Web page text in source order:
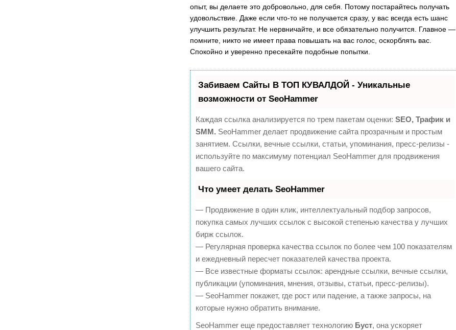
опыт, вы делаете это добровольно, для себя. Потому постарайтесь получать
удовольствие. Даже если что-то не получается сразу, у вас всегда есть шанс
улучшить результат. Не нервничайте, и все обязательно получится. Главное —
помните, никто не имеет права повышать на вас голос, оскорблять вас.
Спокойно и уверенно пресекайте подобные попытки.
Забиваем Сайты В ТОП КУВАЛДОЙ - Уникальные
возможности от SeoHammer
Каждая ссылка анализируется по трем пакетам оценки:SEO, Трафик и
SMM. SeoHammer делает продвижение сайта прозрачным и простым
занятием. Ссылки, вечные ссылки, статьи, упоминания, пресс-релизы -
используйте по максимуму потенциал SeoHammer для продвижения
вашего сайта.
Что умеет делать SeoHammer
— Продвижение в один клик, интеллектуальный подбор запросов,
покупка самых лучших ссылок с высокой степенью качества у лучших
бирж ссылок.
— Регулярная проверка качества ссылок по более чем 100 показателям
и ежедневный пересчет показателей качества проекта.
— Все известные форматы ссылок: арендные ссылки, вечные ссылки,
публикации (упоминания, мнения, отзывы, статьи, пресс-релизы).
— SeoHammer покажет, где рост или падение, а также запросы, на
которые нужно обратить внимание.
SeoHammer еще предоставляет технологию Буст, она ускоряет